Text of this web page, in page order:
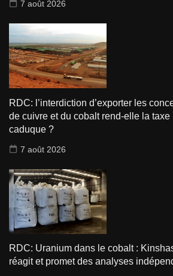
7 août 2026
RDC: l’interdiction d’exporter les
de cuivre et du cobalt rend-elle la taxe
caduque ?
7 août 2026
RDC: Uranium dans le cobalt :
réagit et promet des analyses